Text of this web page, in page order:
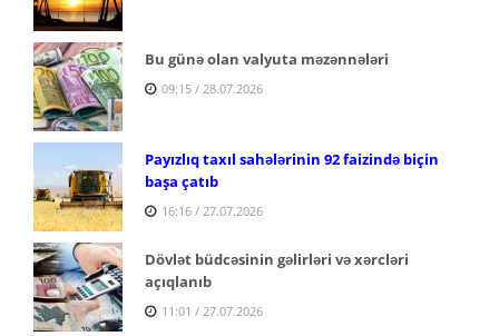
Bu günə olan valyuta məzənnələri
09:15 / 28.07.2026
Payızlıq taxıl sahələrinin 92 faizində biçin
başa çatıb
16:16 / 27.07.2026
Dövlət büdcəsinin gəlirləri və xərcləri
açıqlanıb
11:01 / 27.07.2026